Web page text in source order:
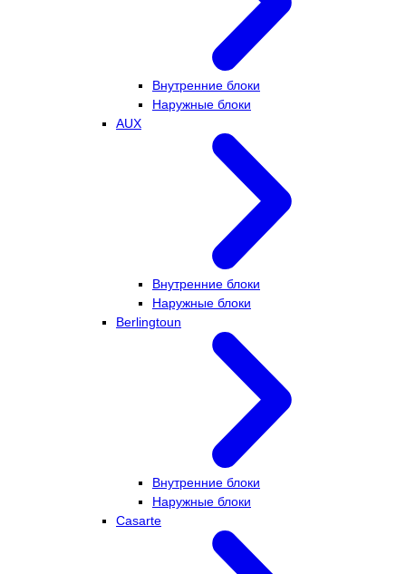
Внутренние блоки
Наружные блоки
AUX
Внутренние блоки
Наружные блоки
Berlingtoun
Внутренние блоки
Наружные блоки
Casarte